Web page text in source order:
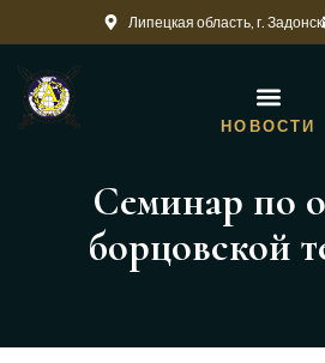
Липецкая область, г. Задонск
НОВОСТИ
Семинар по
борцовской